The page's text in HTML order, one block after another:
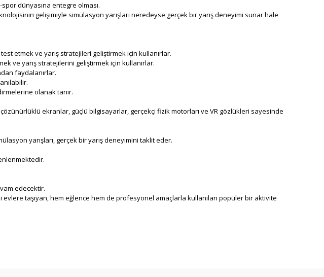
dünyasına entegre olması.
gelişimiyle simülasyon yarışları neredeyse gerçek bir yarış deneyimi sunar hale
etmek ve yarış stratejileri geliştirmek için kullanırlar.
ve yarış stratejilerini geliştirmek için kullanırlar.
faydalanırlar.
olanak tanır.
ekranlar, güçlü bilgisayarlar, gerçekçi fizik motorları ve VR gözlükleri sayesinde
yarışları, gerçek bir yarış deneyimini taklit eder.
edecektir.
taşıyan, hem eğlence hem de profesyonel amaçlarla kullanılan popüler bir aktivite